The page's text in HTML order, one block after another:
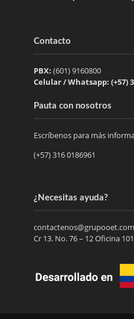
Contacto
PBX: (601) 9160800
Celular / Whatsapp: (+57)
Pauta con nosotros
Escríbenos para más
(+57) 316 0186961
¿Necesitas ayuda?
contactenos@grupooet.com
Cr 13. No. 76 – 12 Oficina